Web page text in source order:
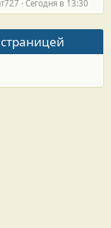
Сегодня в 13:30
почта